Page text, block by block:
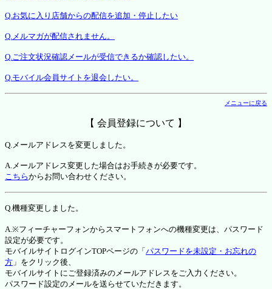
Q.お気に入り店舗からの配信を追加・停止したい
Q.メルマガが配信されません。
Q.ご注文状況確認メールが受信できるか確認したい。
Q.モバイル会員サイトを退会したい。
メニューに戻る
【 会員登録について 】
Q.メールアドレスを変更しました。
A.メールアドレス変更した場合はお手続きが必要です。
こちらからお問い合わせください。
Q.機種変更しました。
A.※フィーチャーフォンからスマートフォンへの機種変更は、パスワード
設定が必要です。
モバイルサイトログインTOPページの「 パスワードを未設定・お忘れの
方 」をクリック後、
モバイルサイトにご登録済みのメールアドレスをご入力ください。
パスワード設定のメールを送らせていただきます。